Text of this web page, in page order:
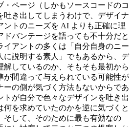
・ページ（しかもソースコードのコ
吐き出してしまうわけで、デザイナ
ントのニーズを AI よりも正確に理
ドバンテージを語っても不十分だと
イアントの多くは「自分自身のニー
に説明する素人」でもあるから、デ
解しているのか、そもそも最初から
が間違って与えられている可能性が
ーの側が気づく方法もないからであ
トが自分で色々なデザインを吐き出
何を求めていたのかを逆に気づくと
そして、そのために最も有効なの